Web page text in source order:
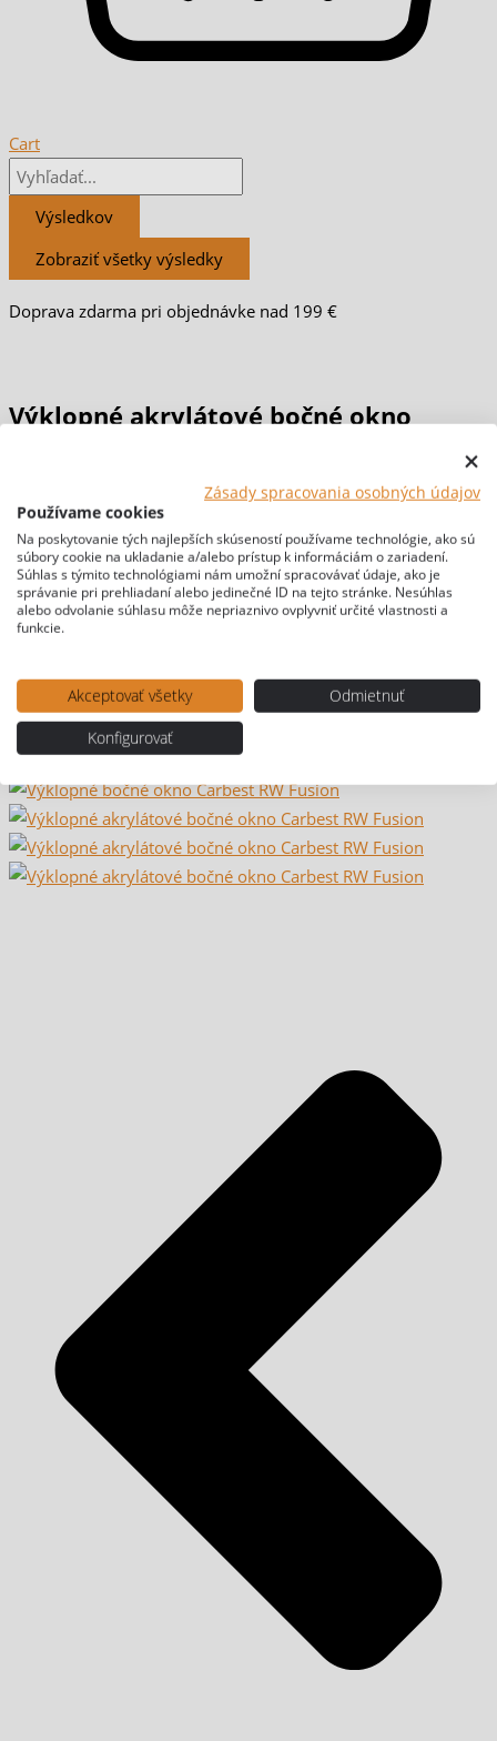
Cart
Výsledkov
Zobraziť všetky výsledky
Doprava zdarma pri objednávke nad 199 €
Výklopné akrylátové bočné okno
Domov DOPLNKY PRE PRÍVESY
/ Výklopné akrylátové bočné
okno Carbest RW Fusion
[br-wapl-all]
Zásady spracovania osobných údajov
Používame cookies
Na poskytovanie tých najlepších skúseností používame technológie, ako sú
súbory cookie na ukladanie a/alebo prístup k informáciám o zariadení.
Súhlas s týmito technológiami nám umožní spracovávať údaje, ako je
správanie pri prehliadaní alebo jedinečné ID na tejto stránke. Nesúhlas
alebo odvolanie súhlasu môže nepriaznivo ovplyvniť určité vlastnosti a
funkcie.
Akceptovať všetky
Odmietnuť
Konfigurovať